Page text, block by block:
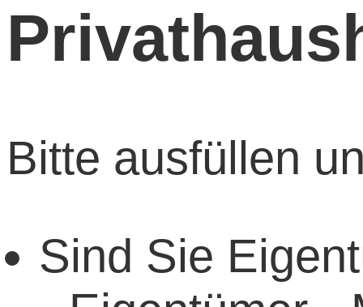
Bitte ausfüllen
Sind Sie